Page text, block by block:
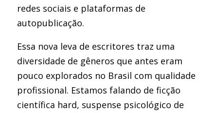
redes sociais e plataformas de
autopublicação.
Essa nova leva de escritores traz uma
diversidade de gêneros que antes eram
pouco explorados no Brasil com qualidade
profissional. Estamos falando de ficção
científica hard, suspense psicológico de